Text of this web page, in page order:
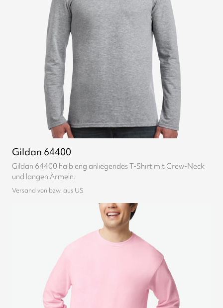
Gildan 64400
Gildan 64400 halb eng anliegendes T-Shirt mit Crew-Neck
und langen Ärmeln.
Versand von bzw. aus US